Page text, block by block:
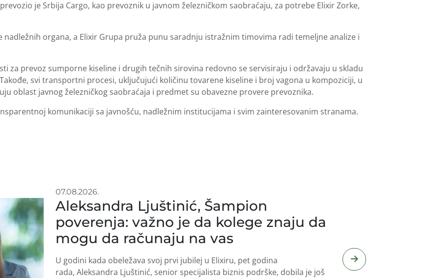
je Srbija Cargo, kao prevoznik u javnom železničkom saobraćaju, za potrebe Elixir Zorke,
organa, a Elixir Grupa pruža punu saradnju istražnim timovima radi temeljne analize i
za prevoz sumporne kiseline i drugih tečnih sirovina redovno se servisiraju i održavaju u skladu
svi transportni procesi, uključujući količinu tovarene kiseline i broj vagona u kompoziciji, u
oblast javnog železničkog saobraćaja i predmet su obavezne provere prevoznika.
komunikaciji sa javnošću, nadležnim institucijama i svim zainteresovanim stranama.
07.08.2026.
Aleksandra Ljuštinić, Šampion
poverenja: važno je da kolege znaju da
mogu da računaju na vas
U godini kada obeležava svoj prvi jubilej u Elixiru, pet godina
rada, Aleksandra Ljuštinić, senior specijalista biznis podrške, dobila je još